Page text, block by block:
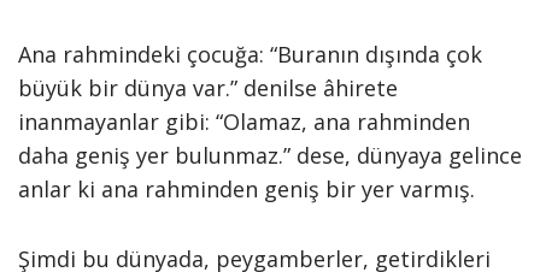
Ana rahmindeki çocuğa: “Buranın dışında çok
büyük bir dünya var.” denilse âhirete
inanmayanlar gibi: “Olamaz, ana rahminden
daha geniş yer bulunmaz.” dese, dünyaya gelince
anlar ki ana rahminden geniş bir yer varmış.
Şimdi bu dünyada, peygamberler, getirdikleri